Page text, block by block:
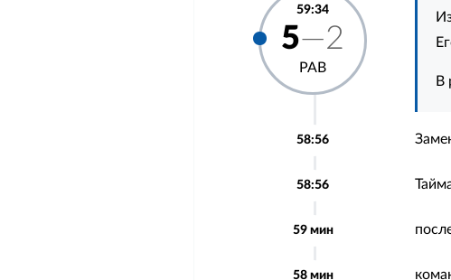
59:34
5—2
РАВ
В
58:56
58:56
59 мин
58 мин